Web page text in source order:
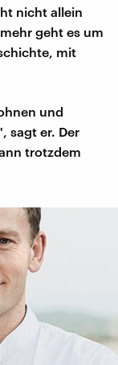
nicht allein
geht es um
mit
und
sagt er. Der
trotzdem